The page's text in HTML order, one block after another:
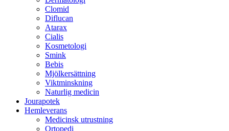
Clomid
Diflucan
Atarax
Cialis
Kosmetologi
Smink
Bebis
Mjölkersättning
Viktminskning
Naturlig medicin
Jourapotek
Hemleverans
Medicinsk utrustning
Ortopedi